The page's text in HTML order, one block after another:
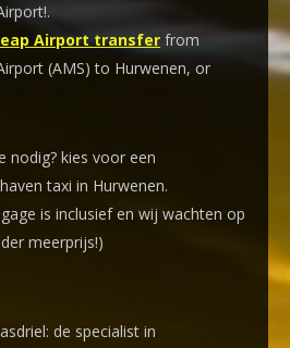
.
Airport transfer from
(AMS) to Hurwenen, or
nodig? kies voor een
taxi in Hurwenen.
is inclusief en wij wachten op
meerprijs!)
de specialist in